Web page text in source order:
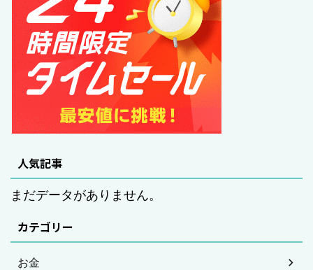
人気記事
まだデータがありません。
カテゴリー
お金